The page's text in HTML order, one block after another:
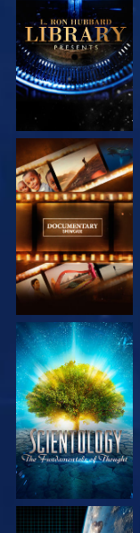
UTFORSKA
SERIEN
UTFORSKA
SERIEN
UTFORSKA
SERIEN